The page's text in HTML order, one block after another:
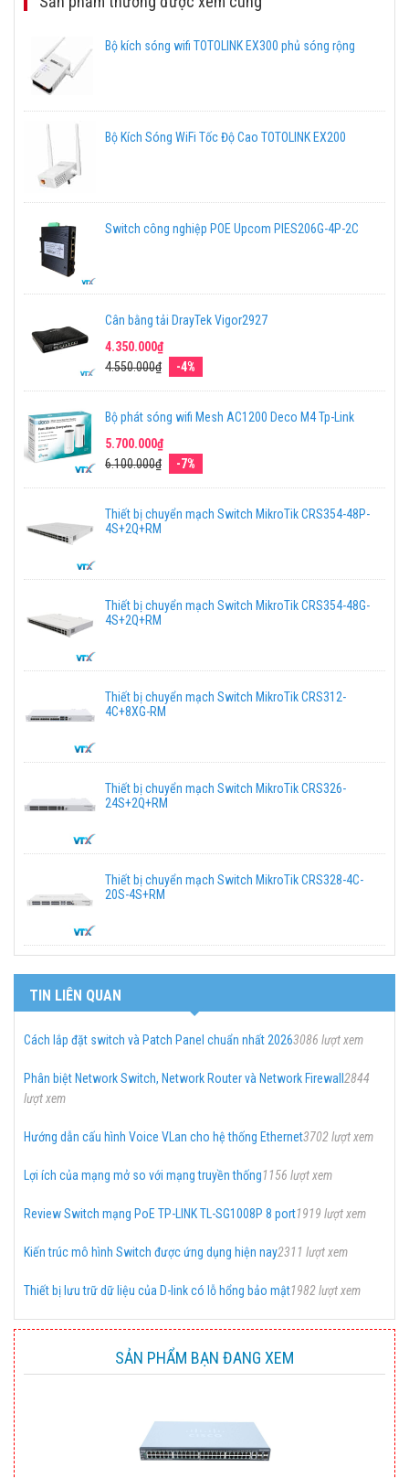
Bộ kích sóng wifi TOTOLINK EX300 phủ sóng rộng
Bộ Kích Sóng WiFi Tốc Độ Cao TOTOLINK EX200
Switch công nghiệp POE Upcom PIES206G-4P-2C
Cân bằng tải DrayTek Vigor2927
4.350.000₫
4.550.000₫
-4%
Bộ phát sóng wifi Mesh AC1200 Deco M4 Tp-Link
5.700.000₫
6.100.000₫
-7%
Thiết bị chuyển mạch Switch MikroTik CRS354-48P-
4S+2Q+RM
Thiết bị chuyển mạch Switch MikroTik CRS354-48G-
4S+2Q+RM
Thiết bị chuyển mạch Switch MikroTik CRS312-
4C+8XG-RM
Thiết bị chuyển mạch Switch MikroTik CRS326-
24S+2Q+RM
Thiết bị chuyển mạch Switch MikroTik CRS328-4C-
20S-4S+RM
TIN LIÊN QUAN
Cách lắp đặt switch và Patch Panel chuẩn nhất 20263086 lượt xem
Phân biệt Network Switch, Network Router và Network Firewall 2844
lượt xem
Hướng dẫn cấu hình Voice VLan cho hệ thống Ethernet3702 lượt xem
Lợi ích của mạng mở so với mạng truyền thống1156 lượt xem
Review Switch mạng PoE TP-LINK TL-SG1008P 8 port1919 lượt xem
Kiến trúc mô hình Switch được ứng dụng hiện nay2311 lượt xem
Thiết bị lưu trữ dữ liệu của D-link có lỗ hổng bảo mật1982 lượt xem
SẢN PHẨM BẠN ĐANG XEM